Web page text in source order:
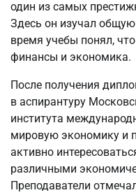
один из самых
Здесь он изучал
время учебы понял,
финансы и экономика.
После получения
в аспирантуру
института
мировую экономику и
активно
различными
Преподаватели